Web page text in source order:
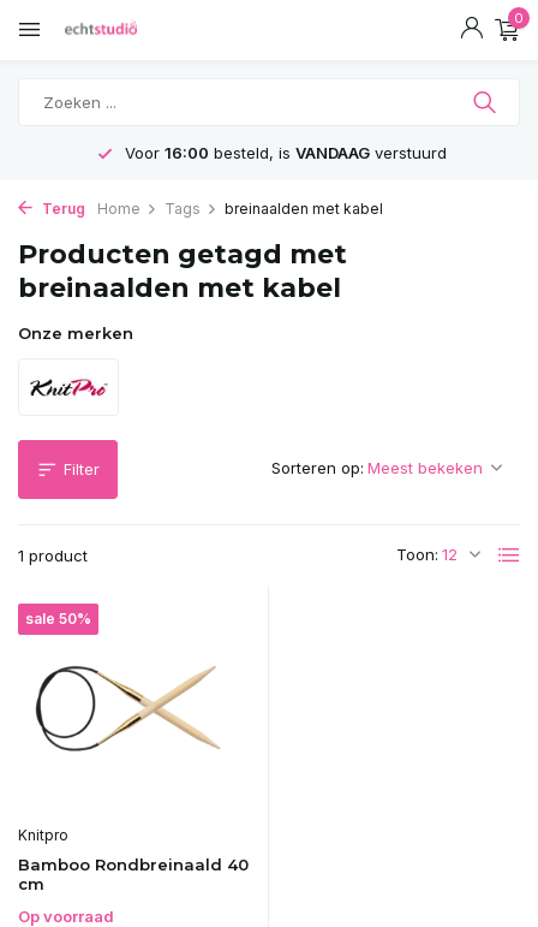
0
Voor 16:00 besteld, is VANDAAGverstuurd
Terug Home Tags breinaalden met kabel
Producten getagd met
breinaalden met kabel
Onze merken
Filter
1 product Toon:
Sorteren op:
sale 50%
Knitpro
Bamboo Rondbreinaald 40
cm
Op voorraad